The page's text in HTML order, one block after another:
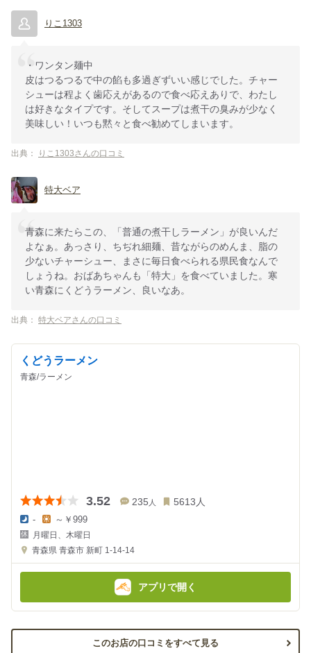
りこ1303
・ワンタン麺中
皮はつるつるで中の餡も多過ぎずいい感じでした。チャー
シューは程よく歯応えがあるので食べ応えありで、わたし
は好きなタイプです。そしてスープは煮干の臭みが少なく
美味しい！いつも黙々と食べ勧めてしまいます。
出典： りこ1303さんの口コミ
特大ベア
青森に来たらこの、「普通の煮干しラーメン」が良いんだ
よなぁ。あっさり、ちぢれ細麺、昔ながらのめんま、脂の
少ないチャーシュー、まさに毎日食べられる県民食なんで
しょうね。おばあちゃんも「特大」を食べていました。寒
い青森にくどうラーメン、良いなあ。
出典： 特大ベアさんの口コミ
くどうラーメン
青森/ラーメン
3.52 235 人 5613 人
夜
の
金
-
昼
の
金
額
～￥999
月曜日、木曜日
青森県 青森市 新町 1-14-14
アプリで開く
このお店の口コミをすべて見る